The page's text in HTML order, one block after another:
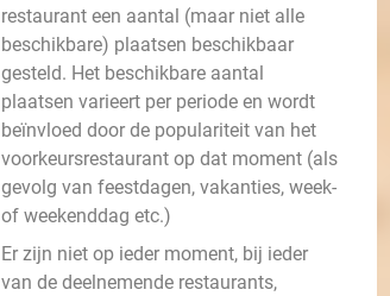
restaurant een aantal (maar niet alle
beschikbare) plaatsen beschikbaar
gesteld. Het beschikbare aantal
plaatsen varieert per periode en wordt
beïnvloed door de populariteit van het
voorkeursrestaurant op dat moment (als
gevolg van feestdagen, vakanties, week-
of weekenddag etc.)
Er zijn niet op ieder moment, bij ieder
van de deelnemende restaurants,